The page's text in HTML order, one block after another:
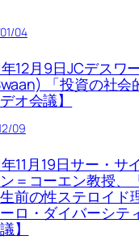
04
12月9日JCデスワ
「投資の社会
オ会議】
09
11月19日サー・サ
＝コーエン教授、
前の性ステロイド
ロ・ダイバーシテ
】